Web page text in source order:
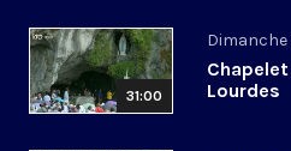
31:00
Dimanche
Lourdes